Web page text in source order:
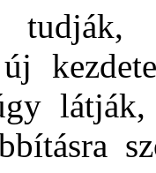
tudják,
új
látják,